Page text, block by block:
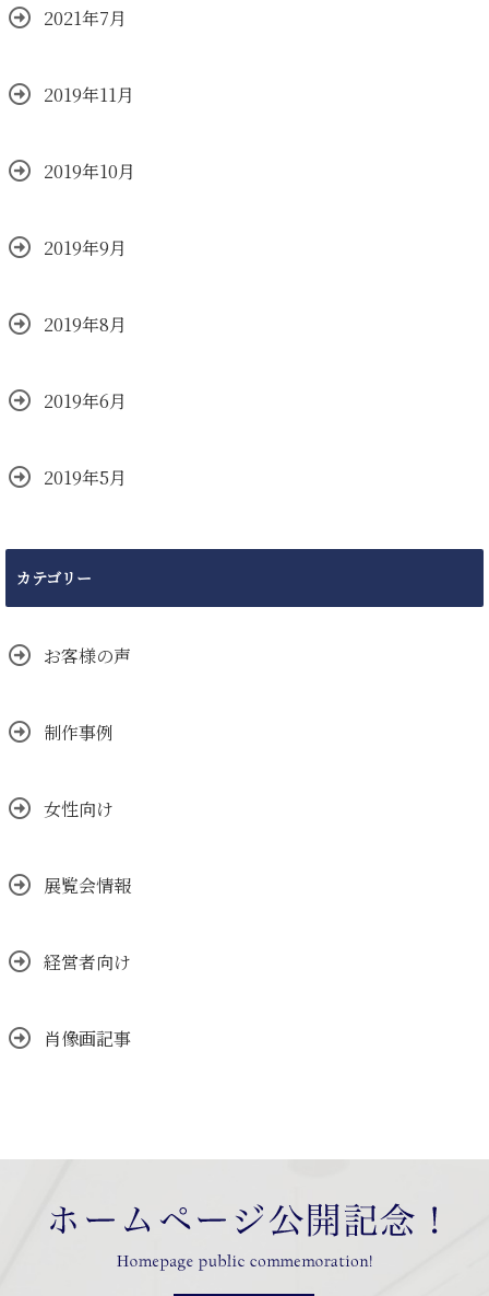
2021年7月
2019年11月
2019年10月
2019年9月
2019年8月
2019年6月
2019年5月
カテゴリー
お客様の声
制作事例
女性向け
展覧会情報
経営者向け
肖像画記事